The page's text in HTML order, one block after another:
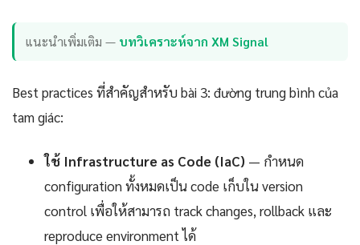
แนะนำเพิ่มเติม — บทวิเคราะห์จาก XM Signal
Best practices ที่สำคัญสำหรับ bài 3: đường trung bình của
tam giác:
ใช้ Infrastructure as Code (IaC) — กำหนด
configuration ทั้งหมดเป็น code เก็บใน version
control เพื่อให้สามารถ track changes, rollback และ
reproduce environment ได้